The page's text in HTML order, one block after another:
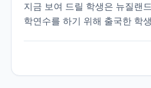
지금 보여 드릴 학생은 뉴질랜
학연수를 하기 위해 출국한 학
크를 위해 대화를 나누면서 받
저 가장 궁금해 하실 학생과의